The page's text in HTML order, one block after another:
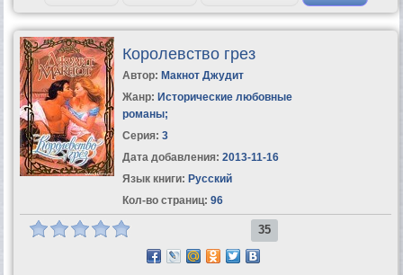
Королевство грез
Автор: Макнот Джудит
Жанр: Исторические любовные
романы;
Серия: 3
Дата добавления: 2013-11-16
Язык книги: Русский
Кол-во страниц: 96
35